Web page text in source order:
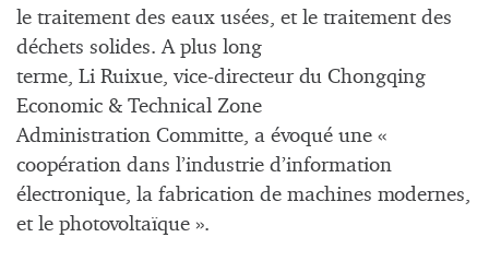
le traitement des eaux usées, et le traitement des
déchets solides. A plus long
terme, Li Ruixue, vice-directeur du Chongqing
Economic & Technical Zone
Administration Committe, a évoqué une «
coopération dans l’industrie d’information
électronique, la fabrication de machines modernes,
et le photovoltaïque ».